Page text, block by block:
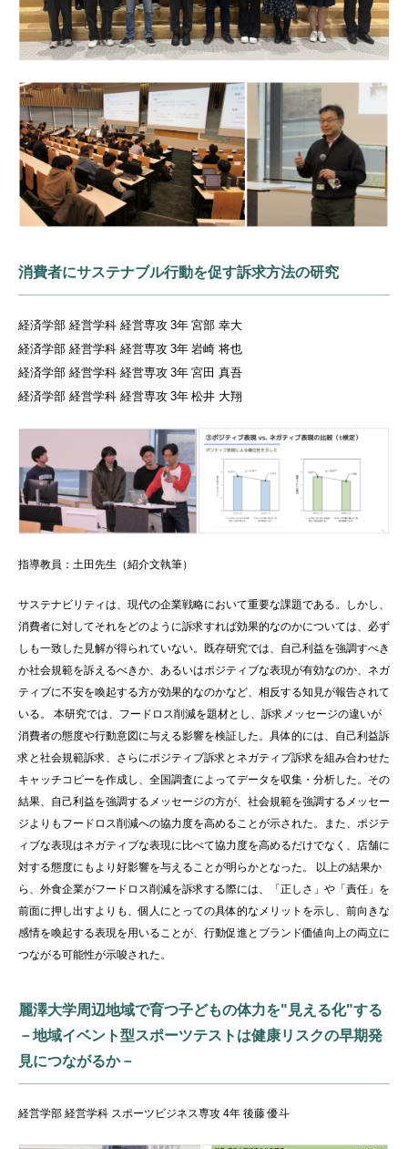
消費者にサステナブル行動を促す訴求方法の研究
経済学部 経営学科 経営専攻 3年 宮部 幸大
経済学部 経営学科 経営専攻 3年 岩崎 将也
経済学部 経営学科 経営専攻 3年 宮田 真吾
経済学部 経営学科 経営専攻 3年 松井 大翔
指導教員：土田先生（紹介文執筆）
サステナビリティは、現代の企業戦略において重要な課題である。しかし、
消費者に対してそれをどのように訴求すれば効果的なのかについては、必ず
しも一致した見解が得られていない。既存研究では、自己利益を強調すべき
か社会規範を訴えるべきか、あるいはポジティブな表現が有効なのか、ネガ
ティブに不安を喚起する方が効果的なのかなど、相反する知見が報告されて
いる。 本研究では、フードロス削減を題材とし、訴求メッセージの違いが
消費者の態度や行動意図に与える影響を検証した。具体的には、自己利益訴
求と社会規範訴求、さらにポジティブ訴求とネガティブ訴求を組み合わせた
キャッチコピーを作成し、全国調査によってデータを収集・分析した。その
結果、自己利益を強調するメッセージの方が、社会規範を強調するメッセー
ジよりもフードロス削減への協力度を高めることが示された。また、ポジテ
ィブな表現はネガティブな表現に比べて協力度を高めるだけでなく、店舗に
対する態度にもより好影響を与えることが明らかとなった。 以上の結果か
ら、外食企業がフードロス削減を訴求する際には、「正しさ」や「責任」を
前面に押し出すよりも、個人にとっての具体的なメリットを示し、前向きな
感情を喚起する表現を用いることが、行動促進とブランド価値向上の両立に
つながる可能性が示唆された。
麗澤大学周辺地域で育つ子どもの体力を"見える化"する
－地域イベント型スポーツテストは健康リスクの早期発
見につながるか－
経営学部 経営学科 スポーツビジネス専攻 4年 後藤 優斗